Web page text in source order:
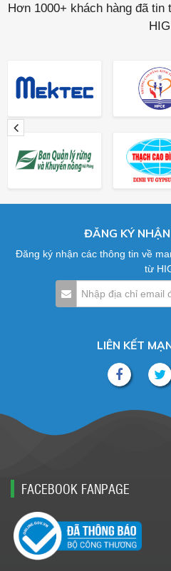
Hơn 1000+ khách hàng đã
HIG
ĐĂNG KÝ
Đăng ký nhận các thông tin về
từ
LIÊN KẾT
FACEBOOK FANPAGE